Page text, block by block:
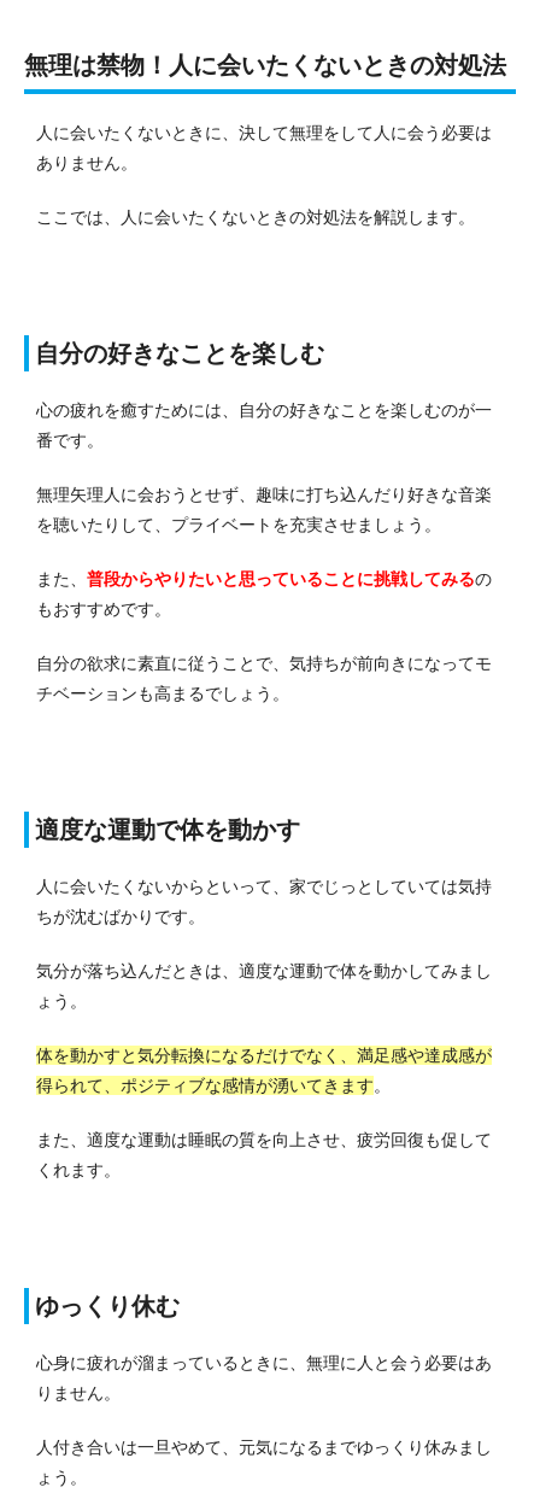
無理は禁物！人に会いたくないときの対処法
人に会いたくないときに、決して無理をして人に会う必要は
ありません。
ここでは、人に会いたくないときの対処法を解説します。
自分の好きなことを楽しむ
心の疲れを癒すためには、自分の好きなことを楽しむのが一
番です。
無理矢理人に会おうとせず、趣味に打ち込んだり好きな音楽
を聴いたりして、プライベートを充実させましょう。
また、 普段からやりたいと思っていることに挑戦してみるの
もおすすめです。
自分の欲求に素直に従うことで、気持ちが前向きになってモ
チベーションも高まるでしょう。
適度な運動で体を動かす
人に会いたくないからといって、家でじっとしていては気持
ちが沈むばかりです。
気分が落ち込んだときは、適度な運動で体を動かしてみまし
ょう。
体を動かすと気分転換になるだけでなく、満足感や達成感が
得られて、ポジティブな感情が湧いてきます。
また、適度な運動は睡眠の質を向上させ、疲労回復も促して
くれます。
ゆっくり休む
心身に疲れが溜まっているときに、無理に人と会う必要はあ
りません。
人付き合いは一旦やめて、元気になるまでゆっくり休みまし
ょう。